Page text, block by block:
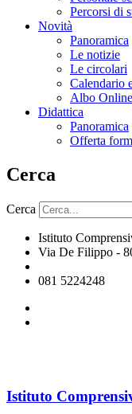
Percorsi di
Novità
Panoramica
Le notizie
Le circolari
Calendario
Albo Online
Didattica
Panoramica
Offerta
Cerca
Cerca
Istituto
Via De Filippo -
081 5224248
Istituto